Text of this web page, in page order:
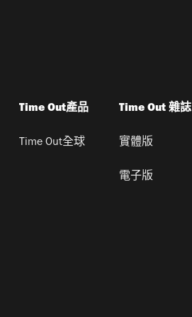
Time Out產品
Time Out全球
Time Out 雜誌
實體版
電子版